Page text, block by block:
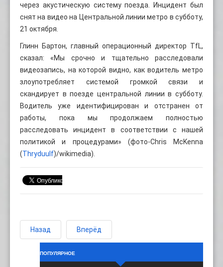
через акустическую систему поезда. Инцидент был
снят на видео на Центральной линии метро в субботу,
21 октября.
Глинн Бартон, главный операционный директор TfL,
сказал: «Мы срочно и тщательно расследовали
видеозапись, на которой видно, как водитель метро
злоупотребляет системой громкой связи и
скандирует в поезде центральной линии в субботу.
Водитель уже идентифицирован и отстранен от
работы, пока мы продолжаем полностью
расследовать инцидент в соответствии с нашей
политикой и процедурами» (фото-Chris McKenna
(Thryduulf)/wikimedia).
Назад Вперёд
ПОПУЛЯРНОЕ